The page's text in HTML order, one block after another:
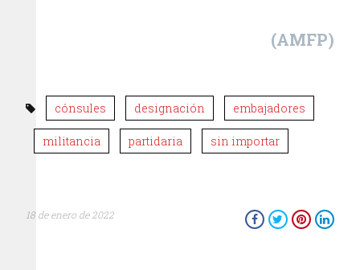
(AMFP)
cónsules designación embajadores
militancia partidaria sin importar
18 de enero de 2022